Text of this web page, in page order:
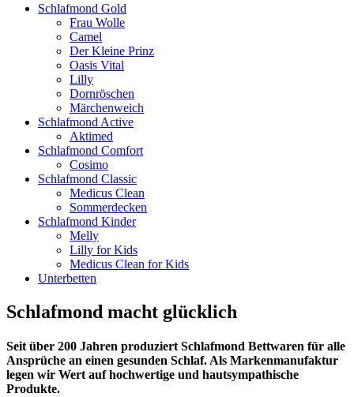
Schlafmond Gold
Frau Wolle
Camel
Der Kleine Prinz
Oasis Vital
Lilly
Dornröschen
Märchenweich
Schlafmond Active
Aktimed
Schlafmond Comfort
Cosimo
Schlafmond Classic
Medicus Clean
Sommerdecken
Schlafmond Kinder
Melly
Lilly for Kids
Medicus Clean for Kids
Unterbetten
Schlafmond macht glücklich
Seit über 200 Jahren produziert Schlafmond Bettwaren für alle
Ansprüche an einen gesunden Schlaf. Als Markenmanufaktur
legen wir Wert auf hochwertige und hautsympathische
Produkte.